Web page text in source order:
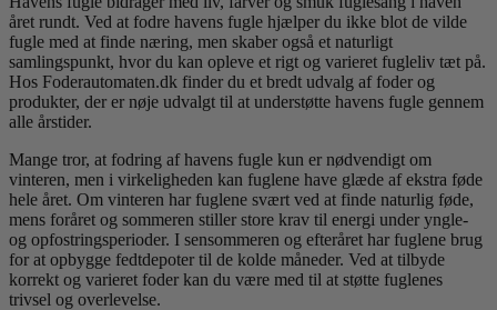
året rundt. Ved at fodre havens fugle hjælper du ikke blot de vilde
fugle med at finde næring, men skaber også et naturligt
samlingspunkt, hvor du kan opleve et rigt og varieret fugleliv tæt på.
Hos Foderautomaten.dk finder du et bredt udvalg af foder og
produkter, der er nøje udvalgt til at understøtte havens fugle gennem
alle årstider.
Mange tror, at fodring af havens fugle kun er nødvendigt om
vinteren, men i virkeligheden kan fuglene have glæde af ekstra føde
hele året. Om vinteren har fuglene svært ved at finde naturlig føde,
mens foråret og sommeren stiller store krav til energi under yngle-
og opfostringsperioder. I sensommeren og efteråret har fuglene brug
for at opbygge fedtdepoter til de kolde måneder. Ved at tilbyde
korrekt og varieret foder kan du være med til at støtte fuglenes
trivsel og overlevelse.